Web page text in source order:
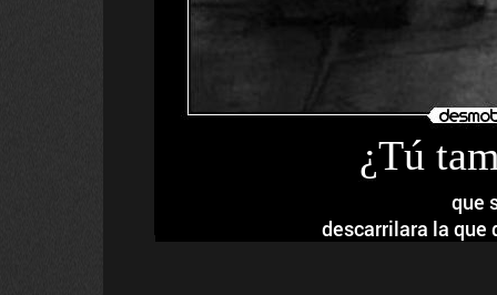
¿Tú
que
descarrilara la que